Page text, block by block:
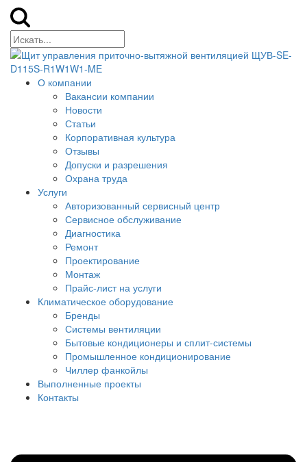
О компании
Вакансии компании
Новости
Статьи
Корпоративная культура
Отзывы
Допуски и разрешения
Охрана труда
Услуги
Авторизованный сервисный центр
Сервисное обслуживание
Диагностика
Ремонт
Проектирование
Монтаж
Прайс-лист на услуги
Климатическое оборудование
Бренды
Системы вентиляции
Бытовые кондиционеры и сплит-системы
Промышленное кондиционирование
Чиллер фанкойлы
Выполненные проекты
Контакты